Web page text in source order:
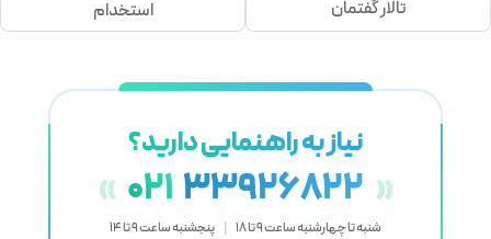
تالار گفتمان
استخدام
نیاز به راهنمایی دارید؟
« 021 33926822 »
شنبه تا چهارشنبه ساعت 9 تا 18 | پنجشنبه ساعت 9 تا 14